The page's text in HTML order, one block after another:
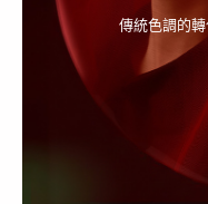
傳統色調的